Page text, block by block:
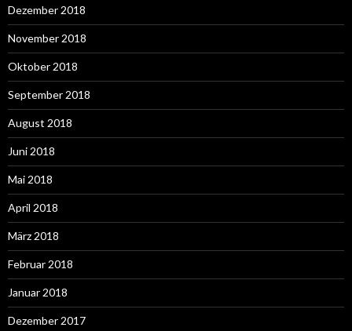
Dezember 2018
November 2018
Oktober 2018
September 2018
August 2018
Juni 2018
Mai 2018
April 2018
März 2018
Februar 2018
Januar 2018
Dezember 2017